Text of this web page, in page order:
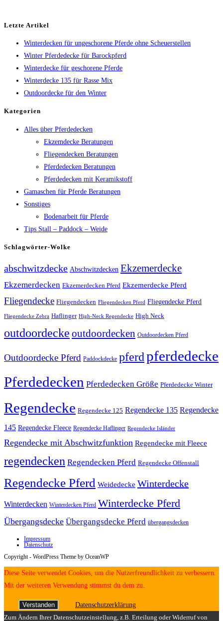
Letzte Artikel
Winterdecken für ungeschorene Pferde ohne Scheuerstellen
Winter Pferdedecke für Barockpferd
Winterdecke für geschorene Pferde
Winterdecke 135 für Rasse Mix
Outdoordecke für den Winter
Kategorien
Alles über Pferdedecken
Ekzemdecke Beratungen
Fliegendecken Beratungen
Pferdedecken Beratungen
Pferdedecken mit Keramikstoff
Gamaschen für Pferde Beratungen
Sonstiges
Bodenarbeit für Pferde
Tips Stall – Paddock – Weide
Schlagwörter-Wolke
abschwitzdecke Abschwitzdecken Ekzemerdecke
Ekzemerdecken Ekzemerdecken Pferd Ekzemerdecke Pferd
Fliegendecke Fliegendecken Fliegendecken Pferd Fliegendecke Pferd
Fliegendecke Zebra Haflinger High-Neck Regendecke High Neck
outdoordecke outdoordecken Outdoordecken Pferd
Outdoordecke Pferd Paddockdecke pferdpferdedecke
Pferdedecken Pferdedecken Größe Pferdedecke Winter
Regendecke Regendecke 125 Regendecke 135 Regendecke
145 Regendecke Fleece Regendecke Haflinger Regendecke Isländer
Regendecke mit Abschwitzfunktion Regendecke mit Fleece
regendecken Regendecken Pferd Regendecke Offenstall
Regendecke Pferd Weidedecke Winterdecke
Winterdecken Winterdecken Pferd Winterdecke Pferd
Übergangsdecke Übergangsdecke Pferd übergangsdecken
Impressum
Datenschutz
Copyright - WordPress Theme by OceanWP
Diese Seite verwendet Cookies, um die Nutzerfreundlichkeit zu verbessern.
Mit der weiteren Verwendung stimmst du dem zu.
Verstanden
Datenschutzerklärung
Zum Ändern Ihrer Datenschutzeinstellung, z.B. Erteilung oder Widerruf von